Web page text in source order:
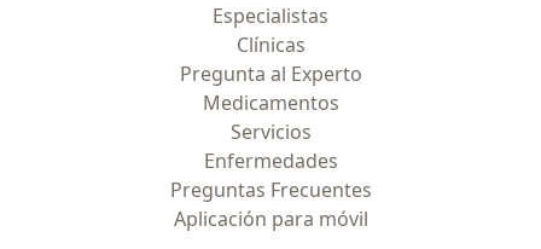
Especialistas
Clínicas
Pregunta al Experto
Medicamentos
Servicios
Enfermedades
Preguntas Frecuentes
Aplicación para móvil